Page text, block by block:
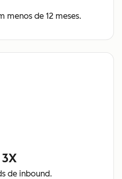
menos de 12 meses.
3X
de inbound.